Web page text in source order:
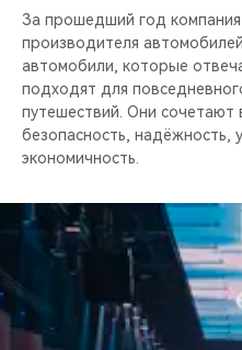
CHERY ДЛЯ ДЕТЕЙ
За прошедший год компания
производителя
автомобили, которые
подходят для
путешествий. Они сочетают
безопасность, надёжность,
экономичность.